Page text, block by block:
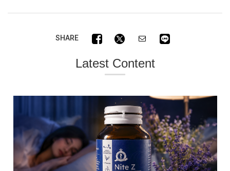
SHARE
Latest Content